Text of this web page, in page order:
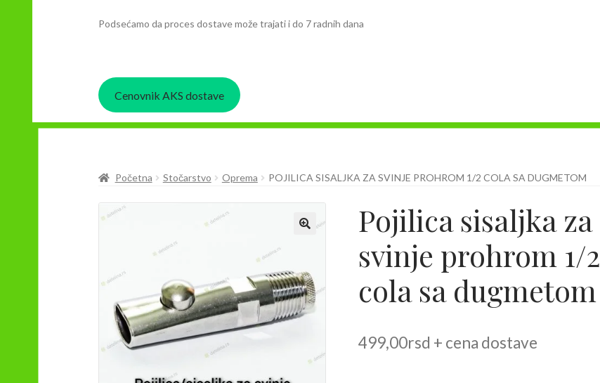
Podsećamo da proces dostave može trajati i do 7 radnih dana
Cenovnik AKS dostave
Početna Stočarstvo Oprema POJILICA SISALJKA ZA SVINJE PROHROM 1/2 COLA SA DUGMETOM
Pojilica sisaljka za
svinje prohrom 1/2
cola sa dugmetom
499,00rsd + cena dostave